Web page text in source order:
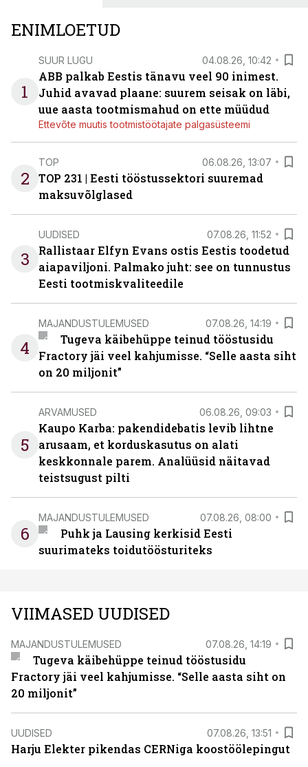
ENIMLOETUD
1
SUUR LUGU 04.08.26, 10:42
ABB palkab Eestis tänavu veel 90 inimest.
Juhid avavad plaane: suurem seisak on läbi,
uue aasta tootmismahud on ette müüdud
Ettevõte muutis tootmistöötajate palgasüsteemi
2
TOP 06.08.26, 13:07
TOP 231 | Eesti tööstussektori suuremad
maksuvõlglased
3
UUDISED 07.08.26, 11:52
Rallistaar Elfyn Evans ostis Eestis toodetud
aiapaviljoni. Palmako juht: see on tunnustus
Eesti tootmiskvaliteedile
4
MAJANDUSTULEMUSED 07.08.26, 14:19
Tugeva käibehüppe teinud tööstusidu
Fractory jäi veel kahjumisse. “Selle aasta siht
on 20 miljonit”
5
ARVAMUSED 06.08.26, 09:03
Kaupo Karba: pakendidebatis levib lihtne
arusaam, et korduskasutus on alati
keskkonnale parem. Analüüsid näitavad
teistsugust pilti
6
MAJANDUSTULEMUSED 07.08.26, 08:00
Puhk ja Lausing kerkisid Eesti
suurimateks toidutöösturiteks
VIIMASED UUDISED
MAJANDUSTULEMUSED 07.08.26, 14:19
Tugeva käibehüppe teinud tööstusidu
Fractory jäi veel kahjumisse. “Selle aasta siht on
20 miljonit”
UUDISED 07.08.26, 13:51
Harju Elekter pikendas CERNiga koostöölepingut